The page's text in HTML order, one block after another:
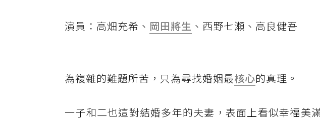
演員：高畑充希、 岡田將生 、西野七瀬、高良健吾
為複雜的難題所苦，只為尋找婚姻最核心的真理。
一子和二也這對結婚多年的夫妻，表面上看似幸福美